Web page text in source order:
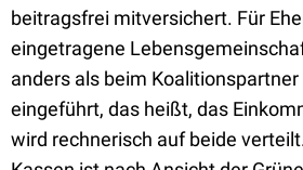
beitragsfrei mitversichert. Für
eingetragene
anders als beim
eingeführt, das heißt, das
wird rechnerisch auf beide